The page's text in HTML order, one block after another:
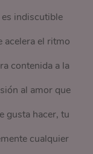
indiscutible
acelera el ritmo
contenida a la
al amor que
gusta hacer, tu
cualquier